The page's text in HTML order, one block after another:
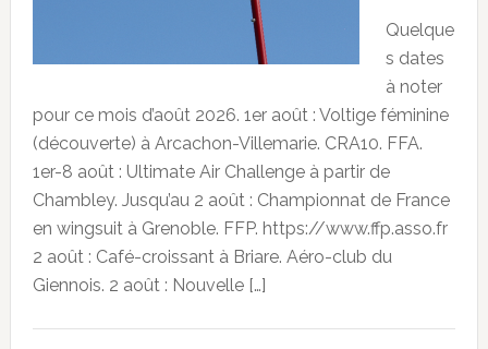
Quelque
s dates
à noter
pour ce mois d’août 2026. 1er août : Voltige féminine
(découverte) à Arcachon-Villemarie. CRA10. FFA.
1er-8 août : Ultimate Air Challenge à partir de
Chambley. Jusqu’au 2 août : Championnat de France
en wingsuit à Grenoble. FFP. https://www.ffp.asso.fr
2 août : Café-croissant à Briare. Aéro-club du
Giennois. 2 août : Nouvelle […]